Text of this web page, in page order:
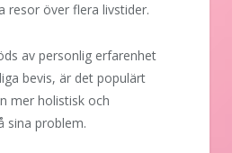
resor över flera livstider.
av personlig erfarenhet
bevis, är det populärt
mer holistisk och
sina problem.